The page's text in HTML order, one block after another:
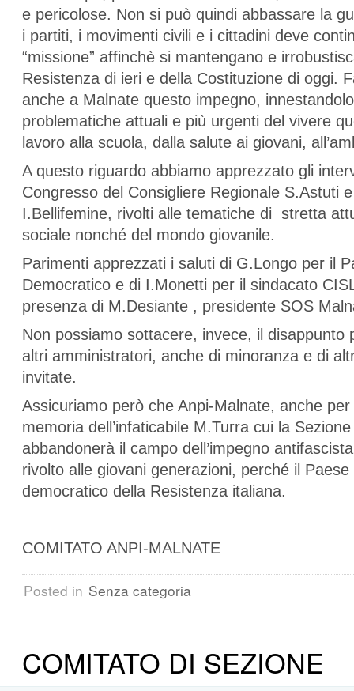
e pericolose. Non si può quindi abbassare la
i partiti, i movimenti civili e i cittadini deve
“missione” affinchè si mantengano e
Resistenza di ieri e della Costituzione di oggi.
anche a Malnate questo impegno,
problematiche attuali e più urgenti del vivere
lavoro alla scuola, dalla salute ai giovani,
A questo riguardo abbiamo apprezzato gli
Congresso del Consigliere Regionale S.Astuti
I.Bellifemine, rivolti alle tematiche di stretta
sociale nonché del mondo giovanile.
Parimenti apprezzati i saluti di G.Longo per il
Democratico e di I.Monetti per il sindacato
presenza di M.Desiante , presidente SOS
Non possiamo sottacere, invece, il disappunto
altri amministratori, anche di minoranza e di
invitate.
Assicuriamo però che Anpi-Malnate, anche
memoria dell’infaticabile M.Turra cui la
abbandonerà il campo dell’impegno
rivolto alle giovani generazioni, perché il
democratico della Resistenza italiana.
COMITATO ANPI-MALNATE
Posted in Senza categoria
COMITATO DI SEZIONE